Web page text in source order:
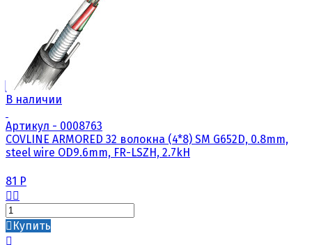
В наличии
Артикул - 0008763
COVLINE ARMORED 32 волокна (4*8) SM G652D, 0.8mm,
steel wire OD9.6mm, FR-LSZH, 2.7kH
81 Р
Купить